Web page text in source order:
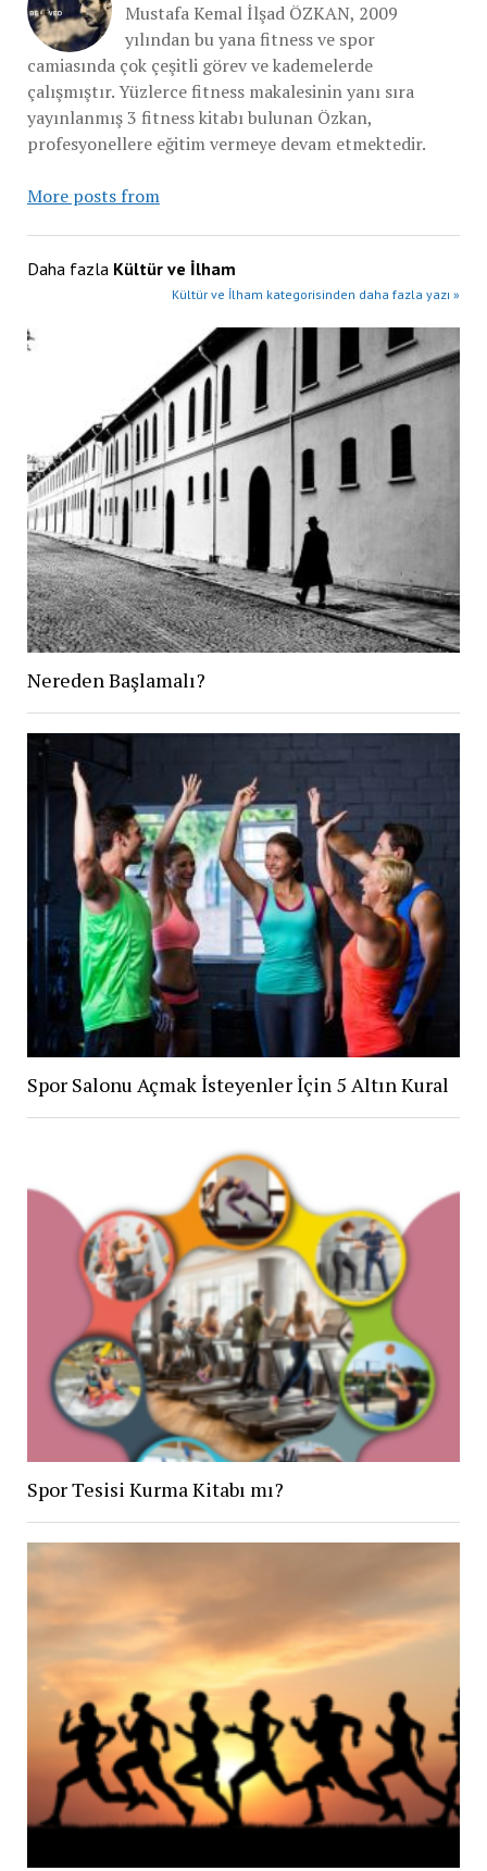
Mustafa Kemal İlşad ÖZKAN, 2009
yılından bu yana fitness ve spor
camiasında çok çeşitli görev ve kademelerde
çalışmıştır. Yüzlerce fitness makalesinin yanı sıra
yayınlanmış 3 fitness kitabı bulunan Özkan,
profesyonellere eğitim vermeye devam etmektedir.
More posts from
Daha fazla Kültür ve İlham
Kültür ve İlham kategorisinden daha fazla yazı »
Nereden Başlamalı?
Spor Salonu Açmak İsteyenler İçin 5 Altın Kural
Spor Tesisi Kurma Kitabı mı?